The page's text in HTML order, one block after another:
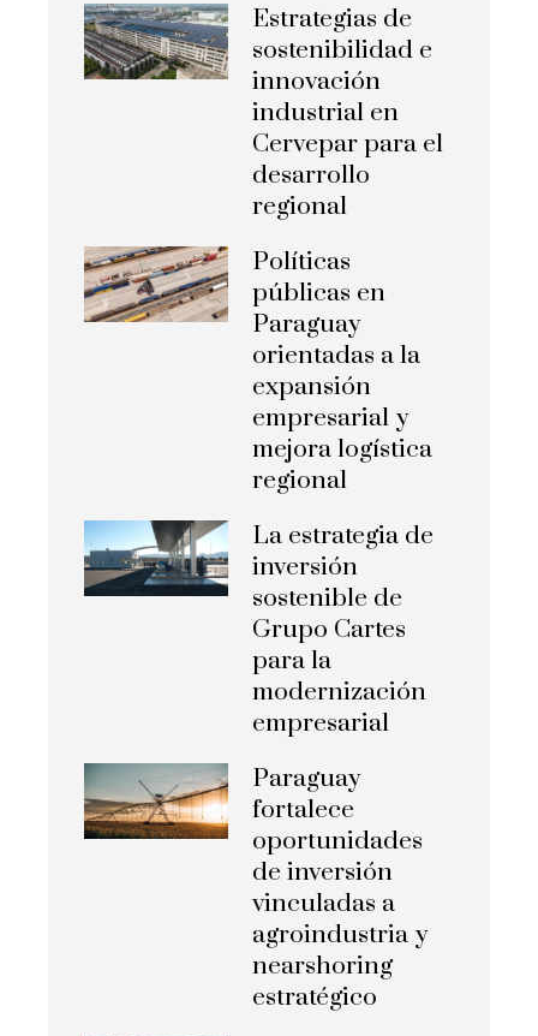
Estrategias de
sostenibilidad e
innovación
industrial en
Cervepar para el
desarrollo
regional
Políticas
públicas en
Paraguay
orientadas a la
expansión
empresarial y
mejora logística
regional
La estrategia de
inversión
sostenible de
Grupo Cartes
para la
modernización
empresarial
Paraguay
fortalece
oportunidades
de inversión
vinculadas a
agroindustria y
nearshoring
estratégico